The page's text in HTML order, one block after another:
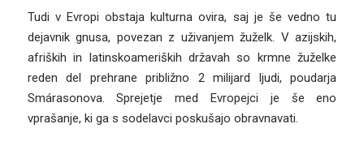
Tudi v Evropi obstaja kulturna ovira, saj je še vedno tu
dejavnik gnusa, povezan z uživanjem žuželk. V azijskih,
afriških in latinskoameriških državah so krmne žuželke
reden del prehrane približno 2 milijard ljudi, poudarja
Smárasonova. Sprejetje med Evropejci je še eno
vprašanje, ki ga s sodelavci poskušajo obravnavati.